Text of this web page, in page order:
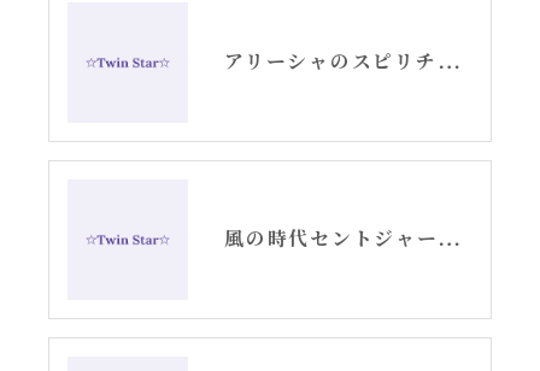
アリーシャのスピリチュアルなブログ〜2222・3333数字は宇宙からのメッセージ
風の時代セントジャーメインGSVF遠隔セッション